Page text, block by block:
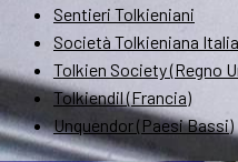
Sentieri Tolkieniani
Società Tolkieniana
Tolkien Society (Regno
Tolkiendil (Francia)
Unquendor (Paesi Bassi)